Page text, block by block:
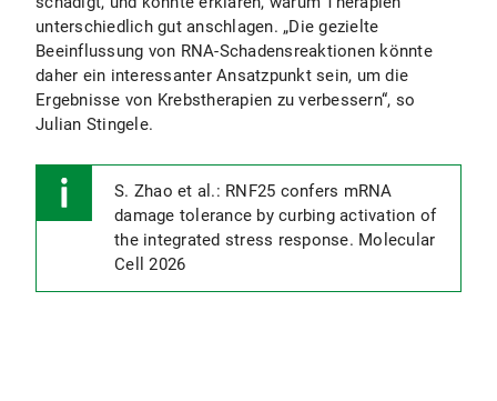
unterschiedlich gut anschlagen. „Die gezielte
Beeinflussung von RNA-Schadensreaktionen könnte
daher ein interessanter Ansatzpunkt sein, um die
Ergebnisse von Krebstherapien zu verbessern“, so
Julian Stingele.
S. Zhao et al.: RNF25 confers mRNA
damage tolerance by curbing activation of
the integrated stress response. Molecular
Cell 2026